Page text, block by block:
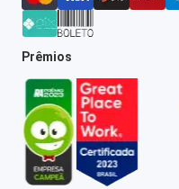
Prêmios